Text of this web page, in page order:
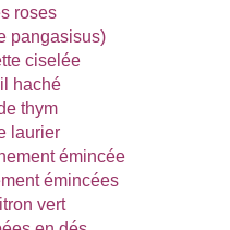
roses
pangasisus)
ciselée
haché
thym
laurier
émincée
émincées
vert